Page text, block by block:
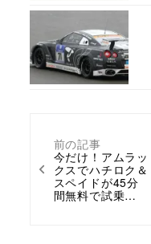
前の記事
今だけ！アムラッ
クスでハチロク＆
スペイドが45分
間無料で試乗…